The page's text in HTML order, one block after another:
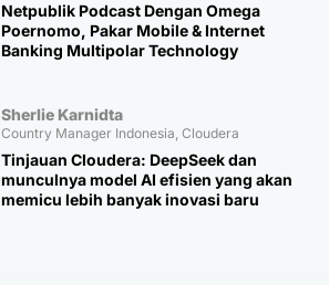
Netpublik Podcast Dengan Omega
Poernomo, Pakar Mobile & Internet
Banking Multipolar Technology
Sherlie Karnidta
Country Manager Indonesia, Cloudera
Tinjauan Cloudera: DeepSeek dan
munculnya model AI efisien yang akan
memicu lebih banyak inovasi baru